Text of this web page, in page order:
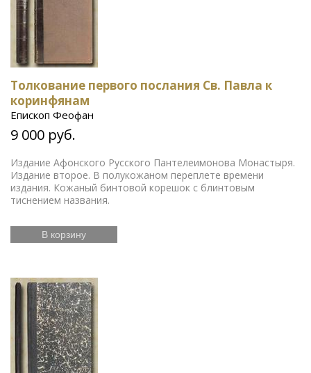
Толкование первого послания Св. Павла к
коринфянам
Епископ Феофан
9 000 руб.
Издание Афонского Русского Пантелеимонова Монастыря.
Издание второе. В полукожаном переплете времени
издания. Кожаный бинтовой корешок с блинтовым
тиснением названия.
В корзину